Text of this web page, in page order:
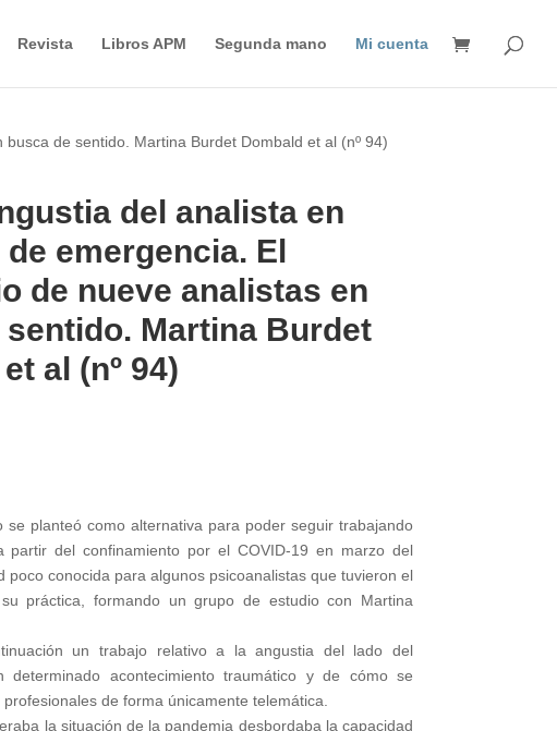
Revista Libros APM Segunda mano Mi cuenta
productos
de sentido. Martina Burdet Dombald et al (nº 94)
del analista en
emergencia. El
de nueve analistas en
sentido. Martina Burdet
al (nº 94)
se planteó como alternativa para poder seguir trabajando
partir del confinamiento por el COVID-19 en marzo del
poco conocida para algunos psicoanalistas que tuvieron el
práctica, formando un grupo de estudio con Martina
un trabajo relativo a la angustia del lado del
determinado acontecimiento traumático y de cómo se
de forma únicamente telemática.
la situación de la pandemia desbordaba la capacidad